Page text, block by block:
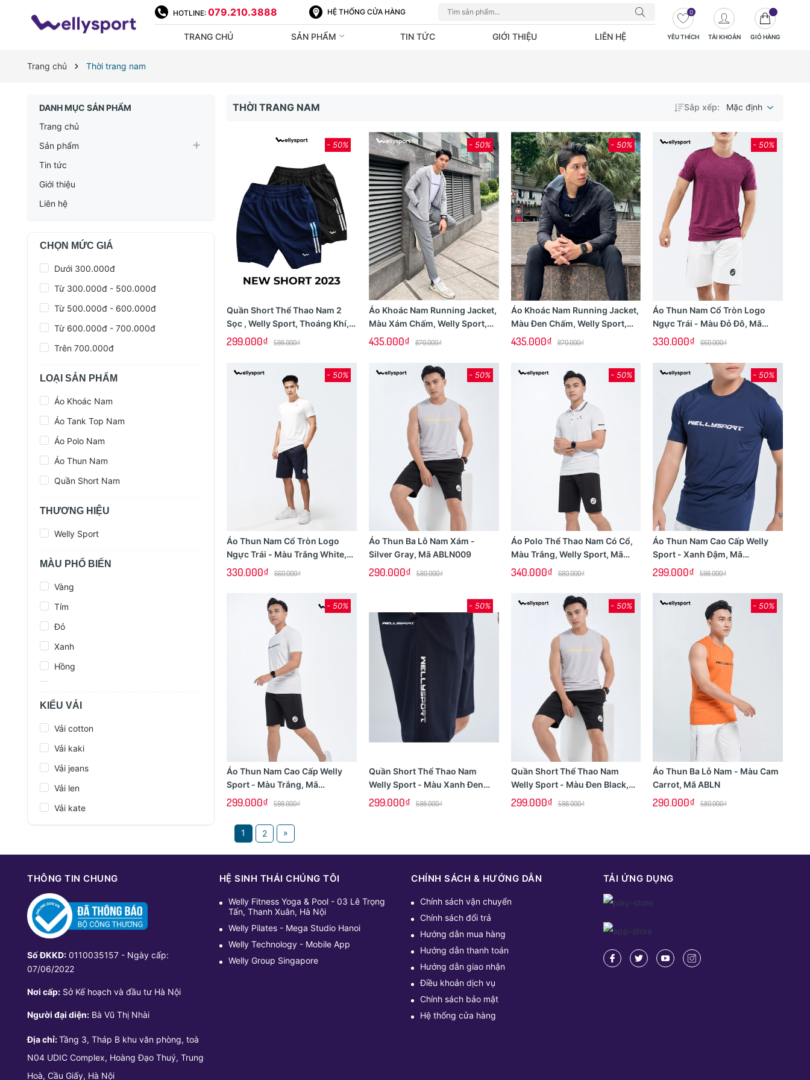
HOTLINE: 079.210.3888 HỆ THỐNG CỬA HÀNG
TRANG CHỦ SẢN PHẨM TIN TỨC GIỚI THIỆU LIÊN HỆ YÊU THÍCH
0
TÀI KHOẢN GIỎ HÀNG
Trang chủ Thời trang nam
DANH MỤC SẢN PHẨM
Trang chủ
Sản phẩm
Tin tức
Giới thiệu
Liên hệ
CHỌN MỨC GIÁ
Dưới 300.000đ
Từ 300.000đ - 500.000đ
Từ 500.000đ - 600.000đ
Từ 600.000đ - 700.000đ
Trên 700.000đ
LOẠI SẢN PHẨM
Áo Khoác Nam
Áo Tank Top Nam
Áo Polo Nam
Áo Thun Nam
Quần Short Nam
THƯƠNG HIỆU
Welly Sport
MÀU PHỔ BIẾN
Vàng
Tím
Đỏ
Xanh
Hồng
Trắng
Đen
KIỂU VẢI
Vải cotton
Vải kaki
Vải jeans
Vải len
Vải kate
THỜI TRANG NAM Sắp xếp: Mặc định
- 50%
Quần Short Thể Thao Nam 2
Sọc , Welly Sport, Thoáng Khí,
Thoải Mái Vận Động, Mã QSPQ
299.000₫ 598.000₫
- 50%
Áo Khoác Nam Running Jacket,
Màu Xám Chấm, Welly Sport,
Mã AKN02
435.000₫ 870.000₫
- 50%
Áo Khoác Nam Running Jacket,
Màu Đen Chấm, Welly Sport,
Mã AKN01
435.000₫ 870.000₫
- 50%
Áo Thun Nam Cổ Tròn Logo
Ngực Trái - Màu Đỏ Đô, Mã
ALGNT03
330.000₫ 660.000₫
- 50%
Áo Thun Nam Cổ Tròn Logo
Ngực Trái - Màu Trắng White,
Mã ALGNT01
330.000₫ 660.000₫
- 50%
Áo Thun Ba Lỗ Nam Xám -
Silver Gray, Mã ABLN009
290.000₫ 580.000₫
- 50%
Áo Polo Thể Thao Nam Có Cổ,
Màu Trắng, Welly Sport, Mã
APLON
340.000₫ 680.000₫
- 50%
Áo Thun Nam Cao Cấp Welly
Sport - Xanh Đậm, Mã
ANCGN008
299.000₫ 598.000₫
- 50%
Áo Thun Nam Cao Cấp Welly
Sport - Màu Trắng, Mã
ANCGN008
299.000₫ 598.000₫
- 50%
Quần Short Thể Thao Nam
Welly Sport - Màu Xanh Đen
Denim, Mã QDN03
299.000₫ 598.000₫
- 50%
Quần Short Thể Thao Nam
Welly Sport - Màu Đen Black,
Mã QDN02
299.000₫ 598.000₫
- 50%
Áo Thun Ba Lỗ Nam - Màu Cam
Carrot, Mã ABLN
290.000₫ 580.000₫
1 2 »
THÔNG TIN CHUNG
Số ĐKKD: 0110035157 - Ngày cấp:
07/06/2022
Nơi cấp: Sở Kế hoạch và đầu tư Hà Nội
Người đại diện: Bà Vũ Thị Nhài
Địa chỉ:Tầng 3, Tháp B khu văn phòng, toà
N04 UDIC Complex, Hoàng Đạo Thuý, Trung
Hoà, Cầu Giấy, Hà Nội
HỆ SINH THÁI CHÚNG TÔI
Welly Fitness Yoga & Pool - 03 Lê Trọng
Tấn, Thanh Xuân, Hà Nội
Welly Pilates - Mega Studio Hanoi
Welly Technology - Mobile App
Welly Group Singapore
CHÍNH SÁCH & HƯỚNG DẪN
Chính sách vận chuyển
Chính sách đổi trả
Hướng dẫn mua hàng
Hướng dẫn thanh toán
Hướng dẫn giao nhận
Điều khoản dịch vụ
Chính sách bảo mật
Hệ thống cửa hàng
TẢI ỨNG DỤNG